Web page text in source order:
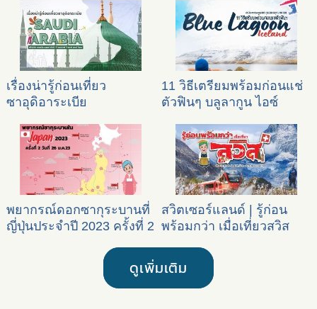
เรื่องน่ารู้ก่อนเที่ยว
ซาอุดิอาระเบีย
11 วิธีเตรียมพร้อมก่อนแช่
ตัวฟินๆ บลูลากูน ไอซ์
พยากรณ์ดอกซากุระบานที่
ญี่ปุ่นประจำปี 2023 ครั้งที่ 2
สวิตเซอร์แลนด์ | รู้ก่อน
พร้อมกว่า เมื่อเที่ยวสวิส
ดูเพิ่มเติม